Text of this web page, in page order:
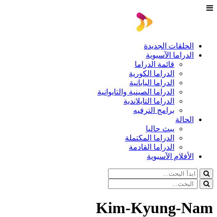
الحلقات الجديدة
الدراما الآسيوية
قائمة الدراما
الدراما الكورية
الدراما اليابانية
الدراما الصينية والتايوانية
الدراما التايلاندية
برامج الترفيه
الحالة
يبث حاليا
الدراما المكتملة
الدراما القادمة
الأفلام الآسيوية
Kim-Kyung-Nam